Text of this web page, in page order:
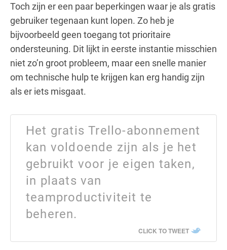
Toch zijn er een paar beperkingen waar je als gratis
gebruiker tegenaan kunt lopen. Zo heb je
bijvoorbeeld geen toegang tot prioritaire
ondersteuning. Dit lijkt in eerste instantie misschien
niet zo’n groot probleem, maar een snelle manier
om technische hulp te krijgen kan erg handig zijn
als er iets misgaat.
Het gratis Trello-abonnement
kan voldoende zijn als je het
gebruikt voor je eigen taken,
in plaats van
teamproductiviteit te
beheren.
CLICK TO TWEET